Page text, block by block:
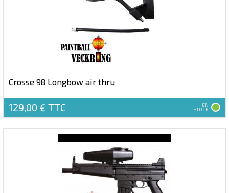
Crosse 98 Longbow air thru
129,00 € TTC EN
STOCK